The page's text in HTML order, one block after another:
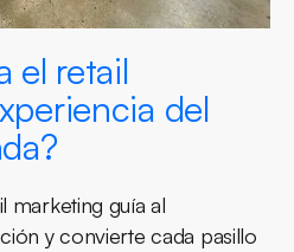
el retail
del
marketing guía al
y convierte cada pasillo